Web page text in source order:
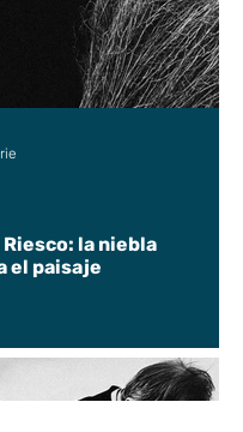
la niebla
el paisaje